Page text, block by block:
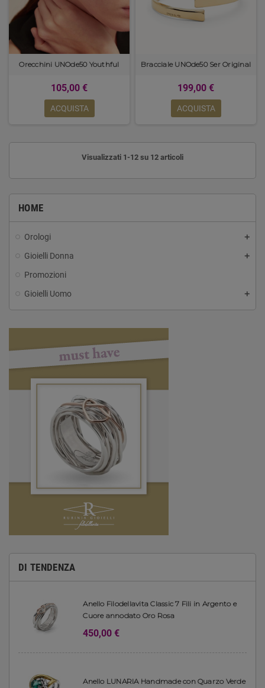
HOME
Orologi
Gioielli Donna
Promozioni
Gioielli Uomo
DI TENDENZA
Anello Filodellavita Classic 7 Fili in Argento e
Cuore annodato Oro Rosa
450,00 €
Anello LUNARIA Handmade con Quarzo Verde
Orecchini UNOde50 Youthful
105,00 €
ACQUISTA
Bracciale UNOde50 Ser Original
199,00 €
ACQUISTA
Visualizzati 1-12 su 12 articoli